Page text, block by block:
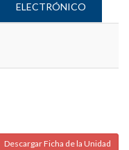
ELECTRÓNICO
Descargar Ficha de la Unidad